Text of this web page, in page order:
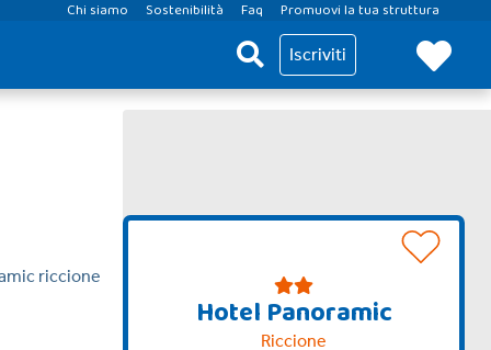
Chi siamo Sostenibilità Faq Promuovi la tua struttura
Iscriviti
Hotel Panoramic
Riccione